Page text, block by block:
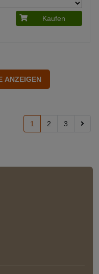
Kaufen
1 2 3